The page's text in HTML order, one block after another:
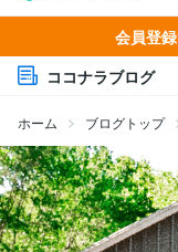
会員登
ココナラブログ
ホーム ブログトップ